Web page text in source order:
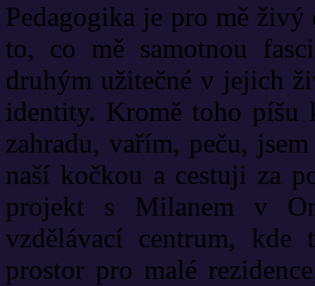
Pedagogika je pro mě
to, co mě samotnou
druhým užitečné v jejich
identity. Kromě toho píšu
zahradu, vařím, peču,
naší kočkou a cestuji za
projekt s Milanem v
vzdělávací centrum,
prostor pro malé